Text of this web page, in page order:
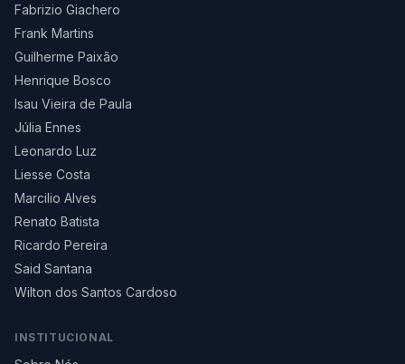
Fabrizio Giachero
Frank Martins
Guilherme Paixão
Henrique Bosco
Isau Vieira de Paula
Júlia Ennes
Leonardo Luz
Liesse Costa
Marcilio Alves
Renato Batista
Ricardo Pereira
Said Santana
Wilton dos Santos Cardoso
INSTITUCIONAL